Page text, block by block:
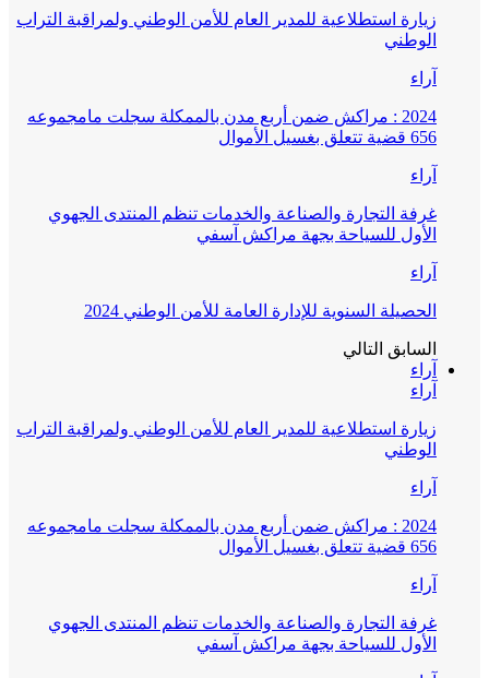
زيارة استطلاعية للمدير العام للأمن الوطني ولمراقبة التراب
الوطني
آراء
2024 : مراكش ضمن أربع مدن بالممكلة سجلت مامجموعه
656 قضية تتعلق بغسيل الأموال
آراء
غرفة التجارة والصناعة والخدمات تنظم المنتدى الجهوي
الأول للسياحة بجهة مراكش آسفي
آراء
الحصيلة السنوية للإدارة العامة للأمن الوطني 2024
السابق التالي
آراء
آراء
زيارة استطلاعية للمدير العام للأمن الوطني ولمراقبة التراب
الوطني
آراء
2024 : مراكش ضمن أربع مدن بالممكلة سجلت مامجموعه
656 قضية تتعلق بغسيل الأموال
آراء
غرفة التجارة والصناعة والخدمات تنظم المنتدى الجهوي
الأول للسياحة بجهة مراكش آسفي